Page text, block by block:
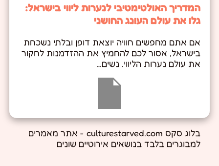
המדריך האולטימטיבי לנערות ליווי בישראל:
גלו את עולם העונג החושני
אם אתם מחפשים חוויה יוצאת דופן ובלתי נשכחת
בישראל, אסור לכם להחמיץ את ההזדמנות לחקור
את עולם נערות הליווי. נשים…
בלוג סקס culturestarved.com - אתר מאמרים
למבוגרים בלבד בנושאים אירוטיים שונים